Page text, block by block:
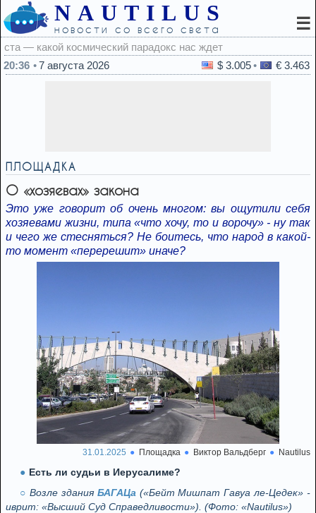
NAUTILUS
новости со всего света ☰
нас ждет
20:36
7 августа 2026 $ 3.005 € 3.463
ПЛОЩАДКА
О «хозяевах» закона
Это уже говорит об очень многом: вы ощутили себя
хозяевами жизни, типа «что хочу, то и ворочу» - ну так
и чего же стесняться? Не боитесь, что народ в какой-
то момент «перерешит» иначе?
31.01.2025 Площадка Виктор Вальдберг Nautilus
Есть ли судьи в Иерусалиме?
Возле здания БАГАЦа («Бейт Мишпат Гавуа ле-Цедек» -
иврит: «Высший Суд Справедливости»). (Фото: «Nautilus»)